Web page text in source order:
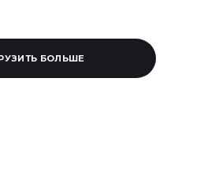
БОЛЬШЕ